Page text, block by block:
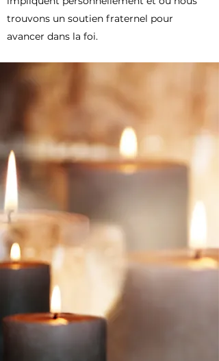
trouvons un soutien fraternel pour
avancer dans la foi.